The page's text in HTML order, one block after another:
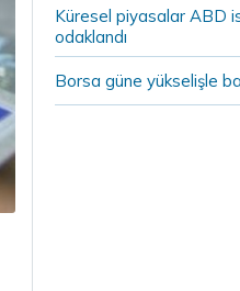
Küresel piyasalar ABD
odaklandı
Borsa güne yükselişle